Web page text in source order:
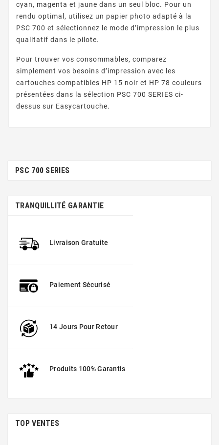
cyan, magenta et jaune dans un seul bloc. Pour un
rendu optimal, utilisez un papier photo adapté à la
PSC 700 et sélectionnez le mode d’impression le plus
qualitatif dans le pilote.
Pour trouver vos consommables, comparez
simplement vos besoins d’impression avec les
cartouches compatibles HP 15 noir et HP 78 couleurs
présentées dans la sélection PSC 700 SERIES ci-
dessus sur Easycartouche.
PSC 700 SERIES
TRANQUILLITÉ GARANTIE
Livraison Gratuite
Paiement Sécurisé
14 Jours Pour Retour
Produits 100% Garantis
TOP VENTES